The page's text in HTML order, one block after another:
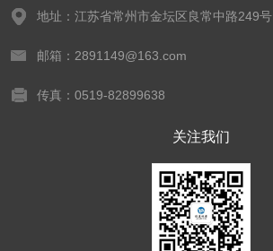
地址：江苏省常州市金坛区良常中路249号
邮箱：2891149@163.com
传真：0519-82899638
关注我们